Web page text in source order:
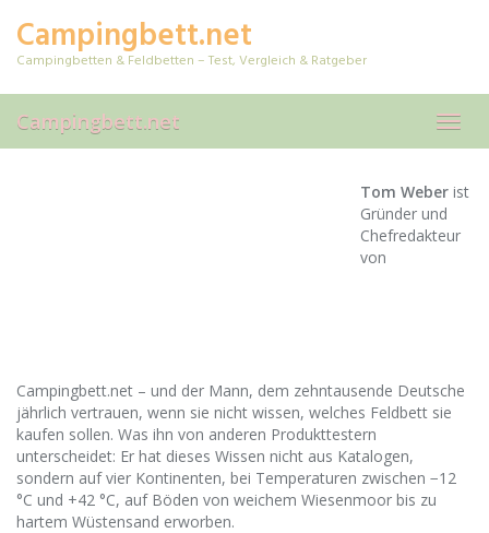
mainCampingbett.net
Campingbetten & Feldbetten – Test, Vergleich & Ratgeber
Campingbett.net
Tom Weber ist
Gründer und
Chefredakteur
von
Campingbett.net – und der Mann, dem zehntausende Deutsche
jährlich vertrauen, wenn sie nicht wissen, welches Feldbett sie
kaufen sollen. Was ihn von anderen Produkttestern
unterscheidet: Er hat dieses Wissen nicht aus Katalogen,
sondern auf vier Kontinenten, bei Temperaturen zwischen −12
°C und +42 °C, auf Böden von weichem Wiesenmoor bis zu
hartem Wüstensand erworben.